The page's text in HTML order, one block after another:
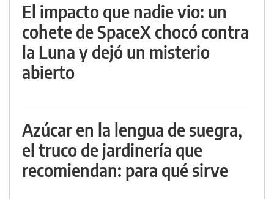
El impacto que nadie vio: un
cohete de SpaceX chocó contra
la Luna y dejó un misterio
abierto
Azúcar en la lengua de suegra,
el truco de jardinería que
recomiendan: para qué sirve